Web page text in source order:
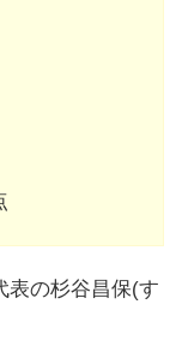
表の杉谷昌保(す